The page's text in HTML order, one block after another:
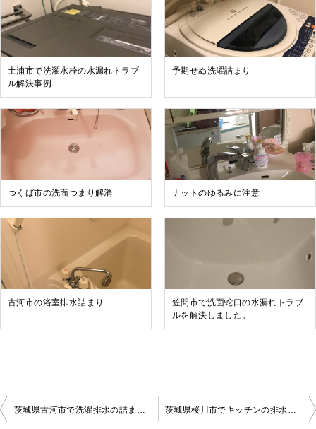
土浦市で洗濯水栓の水漏れトラブ
ル解決事例
予期せぬ洗濯詰まり
つくば市の洗面つまり解消 ナットのゆるみに注意
古河市の浴室排水詰まり
笠間市で洗面蛇口の水漏れトラブ
ルを解決しました。
茨城県古河市で洗濯排水の詰まり修理 茨城県桜川市でキッチンの排水詰まり